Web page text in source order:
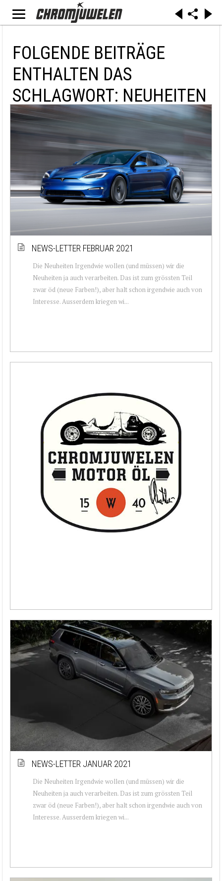
FOLGENDE BEITRÄGE
ENTHALTEN DAS
SCHLAGWORT: NEUHEITEN
NEWS-LETTER FEBRUAR 2021
Die Neuheiten Irgendwie wollen (und müssen) wir die
Neuheiten ja auch verarbeiten. Das ist zum grössten Teil
zwar öd (neue Farben!), aber halt schon irgendwie auch von
Interesse. Ausserdem kriegen wi...
NEWS-LETTER JANUAR 2021
Die Neuheiten Irgendwie wollen (und müssen) wir die
Neuheiten ja auch verarbeiten. Das ist zum grössten Teil
zwar öd (neue Farben!), aber halt schon irgendwie auch von
Interesse. Ausserdem kriegen wi...